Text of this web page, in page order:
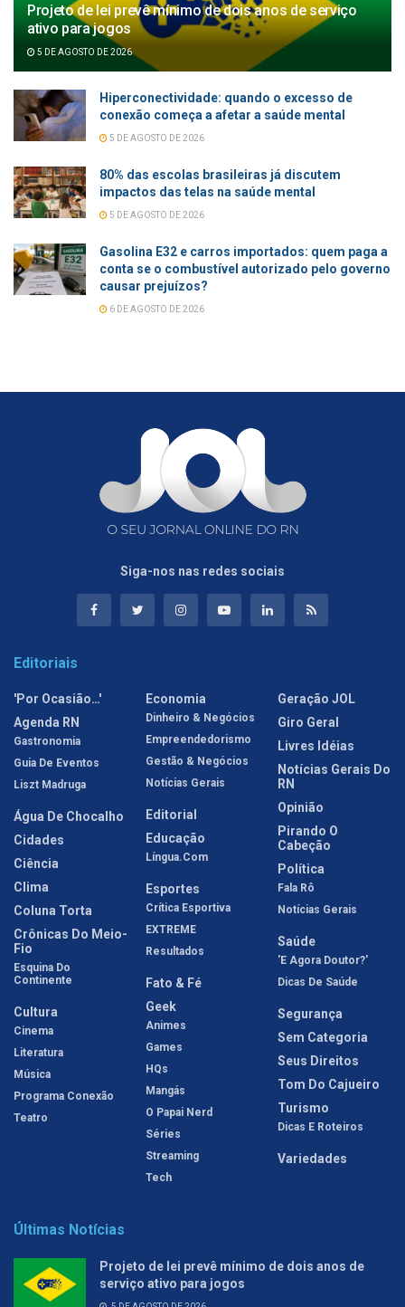
Projeto de lei prevê mínimo de dois anos de serviço
ativo para jogos
5 DE AGOSTO DE 2026
Hiperconectividade: quando o excesso de
conexão começa a afetar a saúde mental
5 DE AGOSTO DE 2026
80% das escolas brasileiras já discutem
impactos das telas na saúde mental
5 DE AGOSTO DE 2026
Gasolina E32 e carros importados: quem paga a
conta se o combustível autorizado pelo governo
causar prejuízos?
6 DE AGOSTO DE 2026
Siga-nos nas redes sociais
Editoriais
'Por Ocasião…'
Agenda RN
Gastronomia
Guia De Eventos
Liszt Madruga
Água De Chocalho
Cidades
Ciência
Clima
Coluna Torta
Crônicas Do Meio-
Fio
Esquina Do
Continente
Cultura
Cinema
Literatura
Música
Programa Conexão
Teatro
Economia
Dinheiro & Negócios
Empreendedorismo
Gestão & Negócios
Notícias Gerais
Editorial
Educação
Língua.com
Esportes
Crítica Esportiva
EXTREME
Resultados
Fato & Fé
Geek
Animes
Games
HQs
Mangás
O Papai Nerd
Séries
Streaming
Tech
Geração JOL
Giro Geral
Livres Idéias
Notícias Gerais Do
RN
Opinião
Pirando O
Cabeção
Política
Fala Rô
Notícias Gerais
Saúde
'E Agora Doutor?'
Dicas De Saúde
Segurança
Sem Categoria
Seus Direitos
Tom Do Cajueiro
Turismo
Dicas E Roteiros
Variedades
Últimas Notícias
Projeto de lei prevê mínimo de dois anos de
serviço ativo para jogos